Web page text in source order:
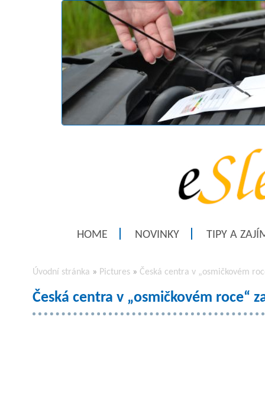
HOME NOVINKY TIPY A
Úvodní stránka » Pictures » Česká centra v „osmičkovém
Česká centra v „osmičkovém roce“